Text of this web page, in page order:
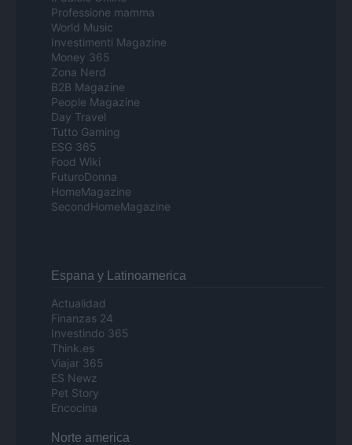
Professione mamma
World Music
Investimenti Magazine
Money 365
Zona Nerd
B2B Magazine
People Magazine
Day Travel
Tutto Gaming
ESG 365
Food Wiki
FuturoDonna
HomeMagazine
SecondHomeMagazine
Espana y Latinoamerica
Actualidad
Finanzas 24
Investindo 365
Think.es
Viajar 365
ES Newz
Pet Story
Encocina
Norte america